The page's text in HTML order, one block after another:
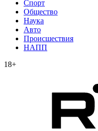
Спорт
Общество
Наука
Авто
Происшествия
НАПП
18+